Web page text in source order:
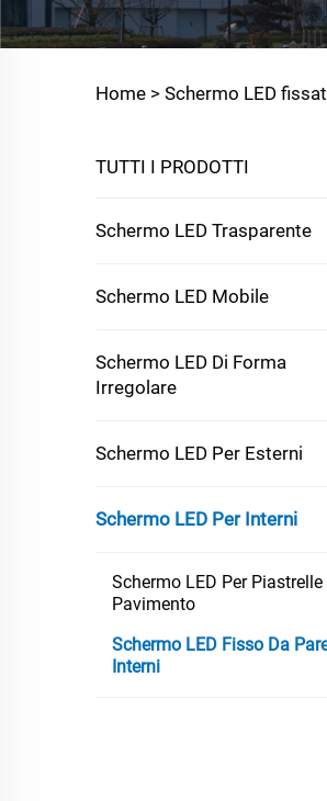
Home > Schermo LED
TUTTI I PRODOTTI
Schermo LED Trasparente
Schermo LED Mobile
Schermo LED Di Forma
Irregolare
Schermo LED Per Esterni
Schermo LED Per Interni
Schermo LED Per Piastrelle
Pavimento
Schermo LED Fisso Da
Interni